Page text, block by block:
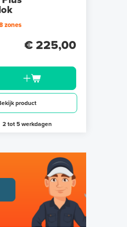
zones
€ 225,00
product
2 tot 5 werkdagen